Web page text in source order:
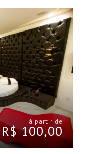
à partir de
R$ 100,00